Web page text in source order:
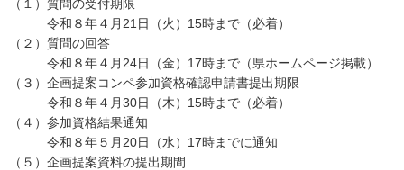
（１）質問の受付期限
令和８年４月21日（火）15時まで（必着）
（２）質問の回答
令和８年４月24日（金）17時まで（県ホームページ掲載）
（３）企画提案コンペ参加資格確認申請書提出期限
令和８年４月30日（木）15時まで（必着）
（４）参加資格結果通知
令和８年５月20日（水）17時までに通知
（５）企画提案資料の提出期間